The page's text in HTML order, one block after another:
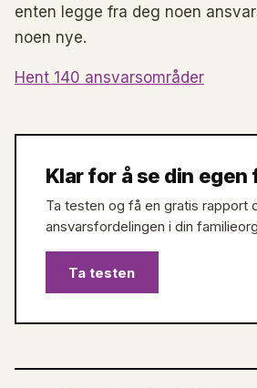
enten legge fra deg noen
noen nye.
Hent 140 ansvarsområder
Klar for å se din egen
Ta testen og få en gratis rapport
ansvarsfordelingen i din
Ta testen